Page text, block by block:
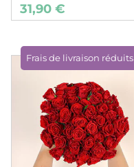
31,90 €
Frais de livraison réduits